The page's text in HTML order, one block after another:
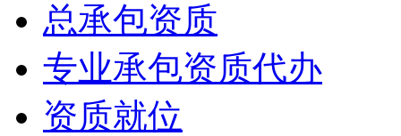
总承包资质
专业承包资质代办
资质就位